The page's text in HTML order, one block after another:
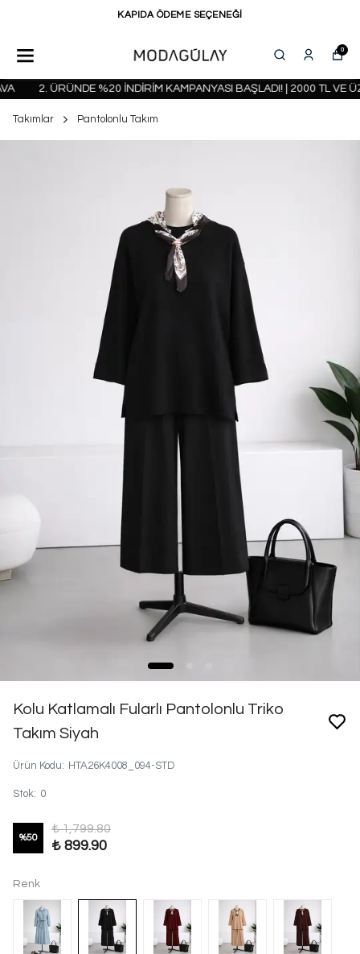
KAPIDA ÖDEME SEÇENEĞİ
0
2. ÜRÜNDE %20 İNDİRİM KAMPANYASI BAŞLADI! | 2000 TL VE
Takımlar Pantolonlu Takım
Kolu Katlamalı Fularlı Pantolonlu Triko
Takım Siyah
Ürün Kodu: HTA26K4008_094-STD
Stok: 0
%50
₺ 1,799.80
₺ 899.90
Renk